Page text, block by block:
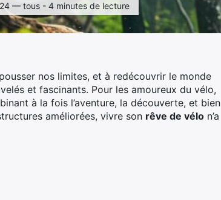
— tous - 4 minutes de lecture
nos limites, et à redécouvrir le monde
et fascinants. Pour les amoureux du vélo,
à la fois l’aventure, la découverte, et bien
améliorées, vivre son rêve de vélo n’a